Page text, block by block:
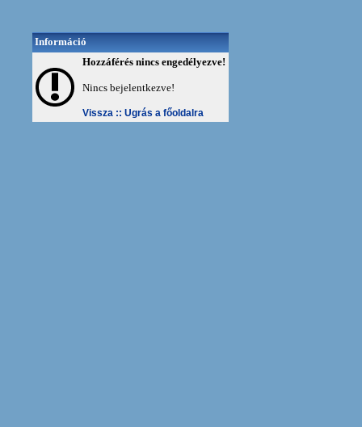
Információ
Hozzáférés nincs engedélyezve!
Nincs bejelentkezve!
Vissza :: Ugrás a főoldalra